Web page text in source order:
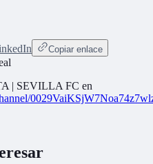
Copiar enlace
| SEVILLA FC en